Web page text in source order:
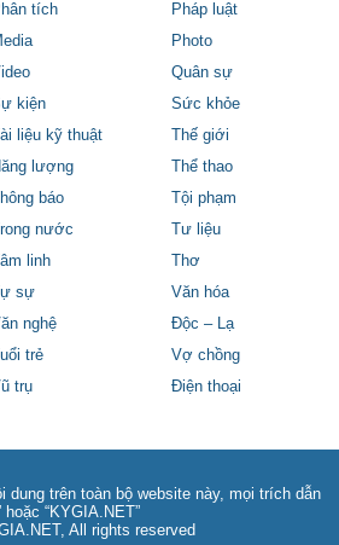
tích
Pháp luật
Photo
Quân sự
kiện
Sức khỏe
Tài liệu kỹ thuật
Thế giới
lượng
Thể thao
Thông báo
Tội phạm
Trong nước
Tư liệu
Tâm linh
Thơ
Tự sự
Văn hóa
nghệ
Độc – Lạ
Tuổi trẻ
Vợ chồng
trụ Điện thoại
trên toàn bộ website này, mọi trích dẫn
“KYGIA.NET”
All rights reserved